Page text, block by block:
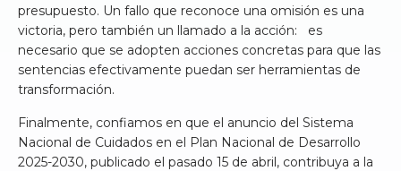
presupuesto. Un fallo que reconoce una omisión es una
victoria, pero también un llamado a la acción: es
necesario que se adopten acciones concretas para que las
sentencias efectivamente puedan ser herramientas de
transformación.
Finalmente, confiamos en que el anuncio del Sistema
Nacional de Cuidados en el Plan Nacional de Desarrollo
2025-2030, publicado el pasado 15 de abril, contribuya a la